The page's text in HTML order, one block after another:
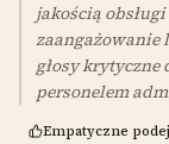
jakością
zaangażowanie
głosy krytyczne
personelem
Empatyczne